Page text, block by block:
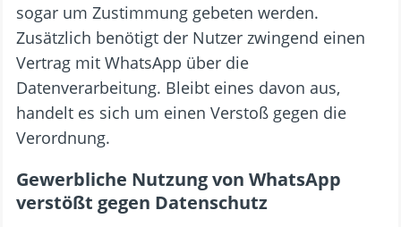
sogar um Zustimmung gebeten werden.
Zusätzlich benötigt der Nutzer zwingend einen
Vertrag mit WhatsApp über die
Datenverarbeitung. Bleibt eines davon aus,
handelt es sich um einen Verstoß gegen die
Verordnung.
Gewerbliche Nutzung von WhatsApp
verstößt gegen Datenschutz